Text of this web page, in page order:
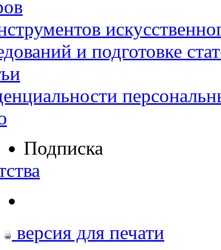
и подготовке
Подписка
версия для печати